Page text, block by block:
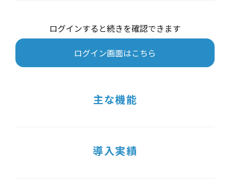
ログインすると続きを確認できます
ログイン画面はこちら
主な機能
導入実績